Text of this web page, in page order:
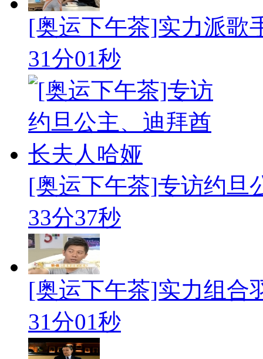
[奥运下午茶]实力派歌
31分01秒
[奥运下午茶]专访约旦
33分37秒
[奥运下午茶]实力组合
31分01秒